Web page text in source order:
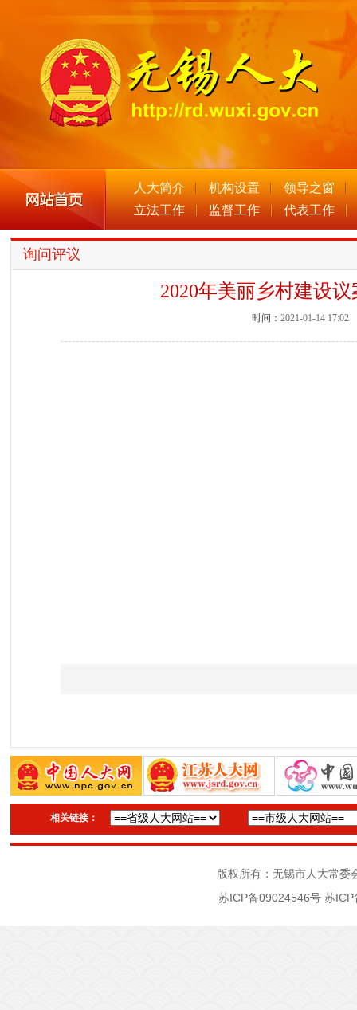
人大简介 机构设置
领导之窗
立法工作
监督工作 代表工作
询问评议
2020年美丽乡村建设
时间： 2021-01-14 17:02
相关链接：
版权所有：无锡市人大常
苏ICP备09024546号 苏ICP